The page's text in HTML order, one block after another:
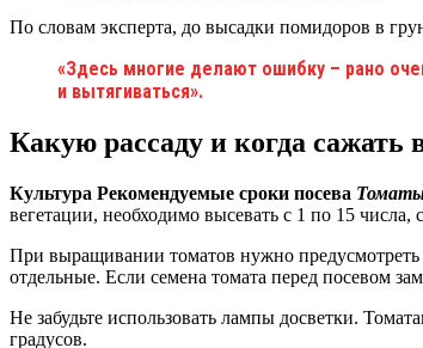
По словам эксперта, до высадки помидоров в
«Здесь многие делают ошибку – рано
и вытягиваться».
Какую рассаду и когда сажать
Культура Рекомендуемые сроки посева
вегетации, необходимо высевать с 1 по 15
При выращивании томатов нужно
отдельные. Если семена томата перед посевом
Не забудьте использовать лампы досветки.
градусов.